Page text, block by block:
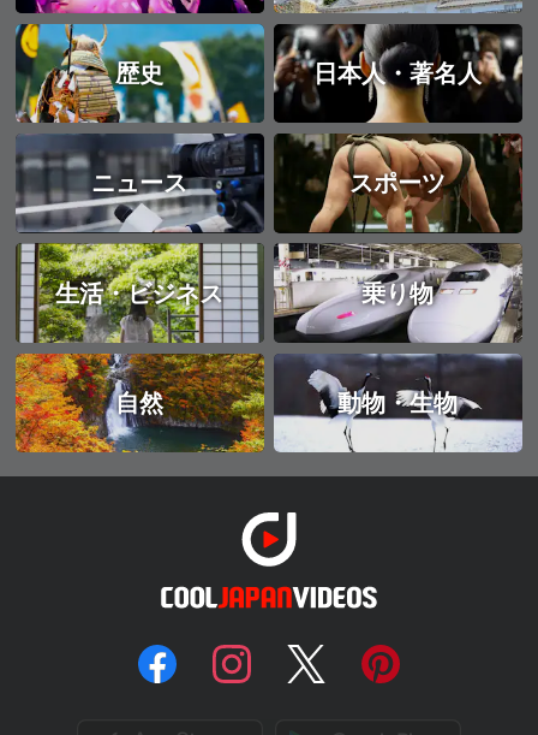
歴史 日本人・著名人
ニュース スポーツ
生活・ビジネス 乗り物
自然 動物・生物